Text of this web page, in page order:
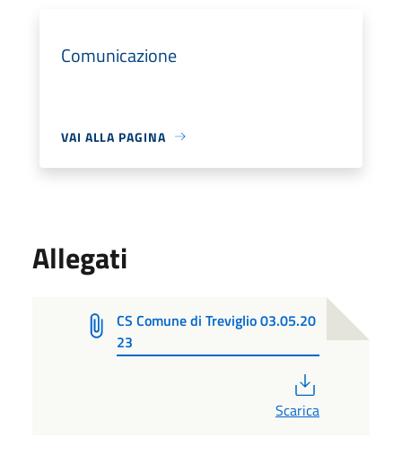
Comunicazione
VAI ALLA PAGINA
Allegati
CS Comune di Treviglio 03.05.20
23
Scarica